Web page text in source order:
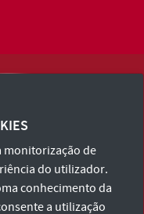
de Privacidade
monitorização de
do utilizador.
conhecimento da
a utilização